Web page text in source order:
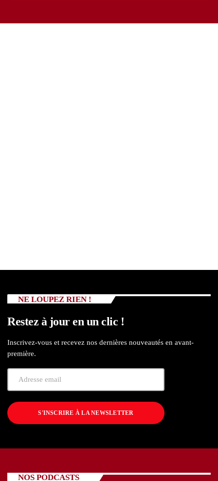
NE LOUPEZ RIEN !
Restez à jour en un clic !
Inscrivez-vous et recevez nos dernières nouveautés en avant-
première.
S'INSCRIRE À LA NEWSLETTER
NOS PODCASTS